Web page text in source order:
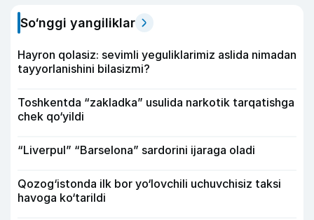
So‘nggi yangiliklar
Hayron qolasiz: sevimli yeguliklarimiz aslida nimadan
tayyorlanishini bilasizmi?
Toshkentda “zakladka” usulida narkotik tarqatishga
chek qo‘yildi
“Liverpul” “Barselona” sardorini ijaraga oladi
Qozog‘istonda ilk bor yo‘lovchili uchuvchisiz taksi
havoga ko‘tarildi